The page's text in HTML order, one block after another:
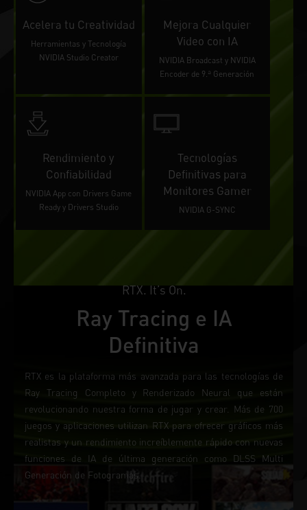
Acelera tu Creatividad
Herramientas y Tecnología
NVIDIA Studio Creator
Mejora Cualquier
Video con IA
NVIDIA Broadcast y NVIDIA
Encoder de 9.ª Generación
Rendimiento y
Confiabilidad
NVIDIA App con Drivers Game
Ready y Drivers Studio
Tecnologías
Definitivas para
Monitores Gamer
NVIDIA G-SYNC
RTX. It’s On.
Ray Tracing e IA
Definitiva
RTX es la plataforma más avanzada para las tecnologías de
Ray Tracing Completo y Renderizado Neural que están
revolucionando nuestra forma de jugar y crear. Más de 700
juegos y aplicaciones utilizan RTX para ofrecer gráficos más
realistas y un rendimiento increíblemente rápido con nuevas
funciones de IA de última generación como DLSS Multi
Generación de Fotogramas.